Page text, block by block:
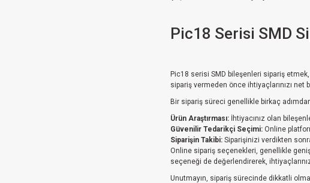
Pic18 Serisi SMD
Pic18 serisi SMD bileşenleri sipariş
sipariş vermeden önce ihtiyaçlarınızı
Bir sipariş süreci genellikle birkaç
Ürün Araştırması: İhtiyacınız olan
Güvenilir Tedarikçi Seçimi: Online
Siparişin Takibi: Siparişinizi verdikten
Online sipariş seçenekleri, genellikle
seçeneği de değerlendirerek,
Unutmayın, sipariş sürecinde dikkatli